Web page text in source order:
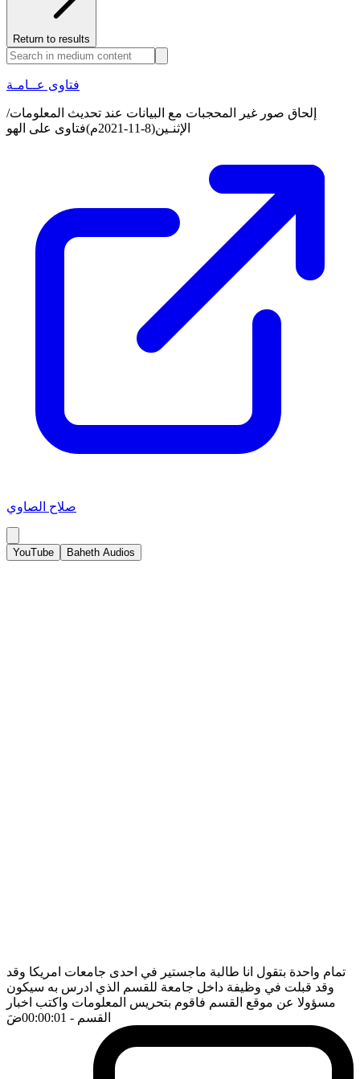
Return to results
فتاوى عــامـة
إلحاق صور غير المحجبات مع البيانات عند تحديث المعلومات/
الإثنـين(8-11-2021م)فتاوى على الهو
صلاح الصاوي
YouTube Baheth Audios
تمام واحدة بتقول انا طالبة ماجستير في احدى جامعات امريكا وقد
وقد قبلت في وظيفة داخل جامعة للقسم الذي ادرس به سيكون
مسؤولا عن موقع القسم فاقوم بتحريس المعلومات واكتب اخبار
القسم - 00:00:01 ضَ